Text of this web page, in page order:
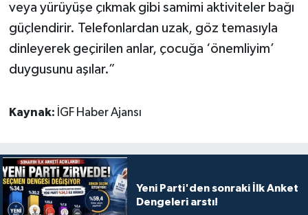
veya yürüyüşe çıkmak gibi samimi aktiviteler bağı
güçlendirir. Telefonlardan uzak, göz temasıyla
dinleyerek geçirilen anlar, çocuğa ‘önemliyim’
duygusunu aşılar.”
Kaynak: İGF Haber Ajansı
Yeni Parti'den sonraki İlk Anket
Dengeleri arstı!